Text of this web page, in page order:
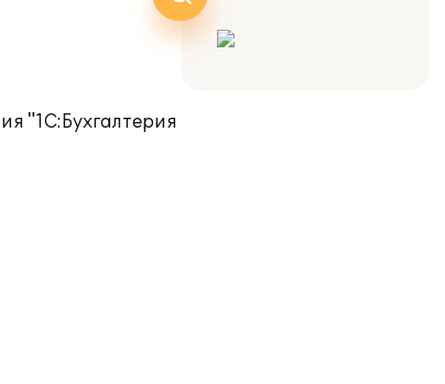
"1С:Бухгалтерия